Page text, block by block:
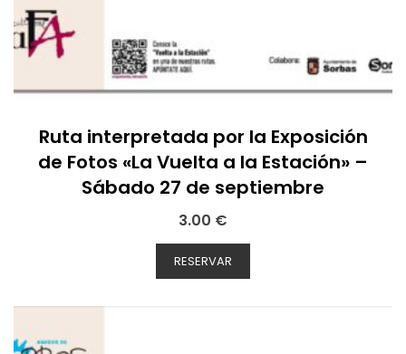
Ruta interpretada por la Exposición
de Fotos «La Vuelta a la Estación» –
Sábado 27 de septiembre
3.00 €
RESERVAR